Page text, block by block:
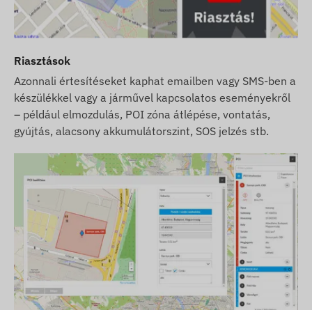
Riasztások
Azonnali értesítéseket kaphat emailben vagy SMS-ben a
készülékkel vagy a járművel kapcsolatos eseményekről
– például elmozdulás, POI zóna átlépése, vontatás,
gyújtás, alacsony akkumulátorszint, SOS jelzés stb.